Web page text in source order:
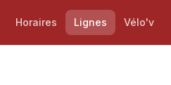
Horaires Lignes Vélo'v